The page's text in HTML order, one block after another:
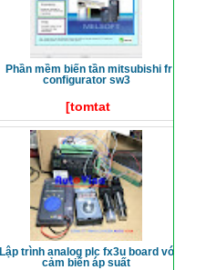
phần mềm biến tần mitsubishi fr
configurator sw3
[tomtat
lập trình analog plc fx3u board với
cảm biến áp suất